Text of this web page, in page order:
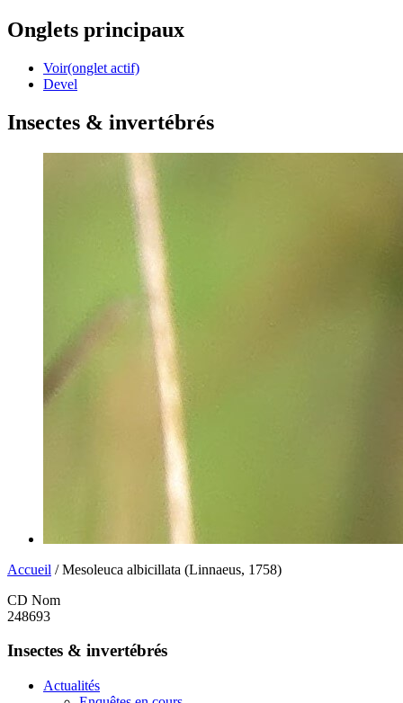
Onglets principaux
Voir(onglet actif)
Devel
Insectes & invertébrés
Accueil / Mesoleuca albicillata (Linnaeus, 1758)
CD Nom
248693
Insectes & invertébrés
Actualités